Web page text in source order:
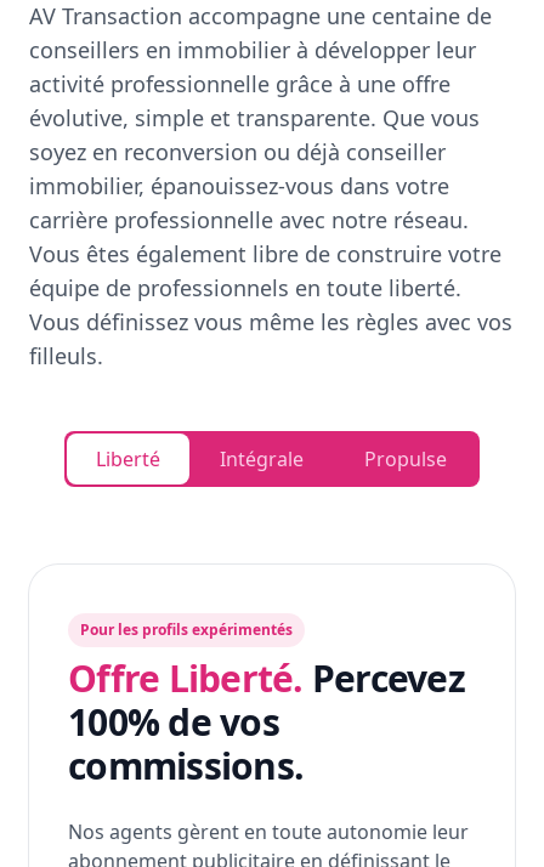
AV Transaction accompagne une centaine de
conseillers en immobilier à développer leur
activité professionnelle grâce à une offre
évolutive, simple et transparente. Que vous
soyez en reconversion ou déjà conseiller
immobilier, épanouissez-vous dans votre
carrière professionnelle avec notre réseau.
Vous êtes également libre de construire votre
équipe de professionnels en toute liberté.
Vous définissez vous même les règles avec vos
filleuls.
Liberté Intégrale Propulse
Pour les profils expérimentés
Offre Liberté. Percevez
100% de vos
commissions.
Nos agents gèrent en toute autonomie leur
abonnement publicitaire en définissant le